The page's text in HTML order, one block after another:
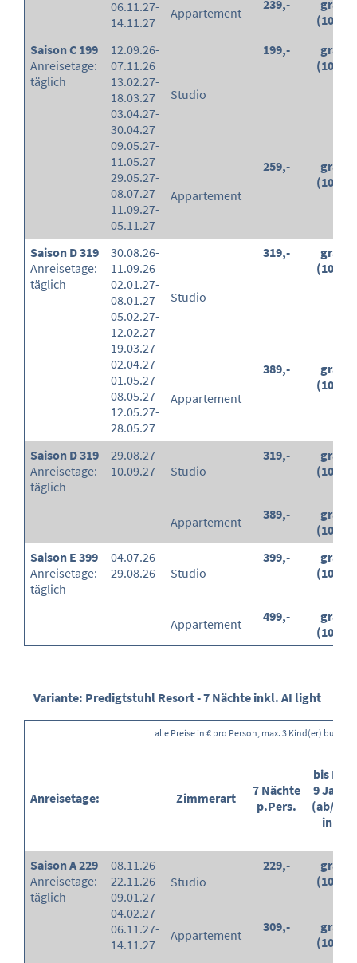
06.11.27-
14.11.27
Appartement
239,-
gratis
(100%)
Saison C 199
Anreisetage:
täglich
12.09.26-
07.11.26
13.02.27-
18.03.27
03.04.27-
30.04.27
09.05.27-
11.05.27
29.05.27-
08.07.27
11.09.27-
05.11.27
Studio
199,-
gratis
(100%)
Appartement
259,-
gratis
(100%)
Saison D 319
Anreisetage:
täglich
30.08.26-
11.09.26
02.01.27-
08.01.27
05.02.27-
12.02.27
19.03.27-
02.04.27
01.05.27-
08.05.27
12.05.27-
28.05.27
Studio
319,-
gratis
(100%)
Appartement
389,-
gratis
(100%)
Saison D 319
Anreisetage:
täglich
29.08.27-
10.09.27
Studio
319,-
gratis
(100%)
Appartement 389,-
gratis
(100%)
Saison E 399
Anreisetage:
täglich
04.07.26-
29.08.26
Studio
399,-
gratis
(100%)
Appartement 499,-
gratis
(100%)
Variante: Predigtstuhl Resort - 7 Nächte inkl. AI light
alle Preise in € pro Person, max. 3 Kind(er) buchbar
Anreisetage: Zimmerart
7 Nächte
p.Pers.
bis
9
(ab/
in %)
Saison A 229
Anreisetage:
täglich
08.11.26-
22.11.26
09.01.27-
04.02.27
06.11.27-
14.11.27
Studio
229,-
gratis
(100%)
Appartement
309,-
gratis
(100%)